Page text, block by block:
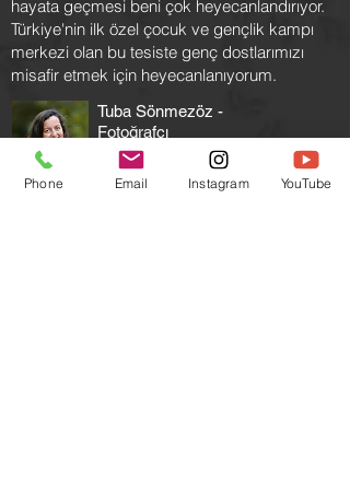
hayata geçmesi beni çok heyecanlandırıyor.
Türkiye'nin ilk özel çocuk ve gençlik kampı
merkezi olan bu tesiste genç dostlarımızı
misafir etmek için heyecanlanıyorum.
Tuba Sönmezöz -
Fotoğrafçı
Phone Email Instagram YouTube